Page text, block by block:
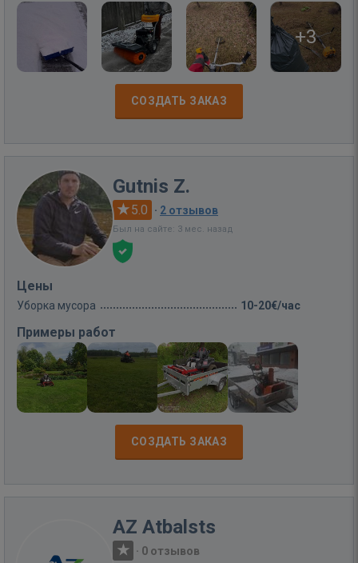
+3
СОЗДАТЬ ЗАКАЗ
Gutnis Z.
5.0 · 2 отзывов
Был на сайте: 3 мес. назад
Цены
Уборка мусора 10-20€/час
Примеры работ
СОЗДАТЬ ЗАКАЗ
AZ Atbalsts
· 0 отзывов